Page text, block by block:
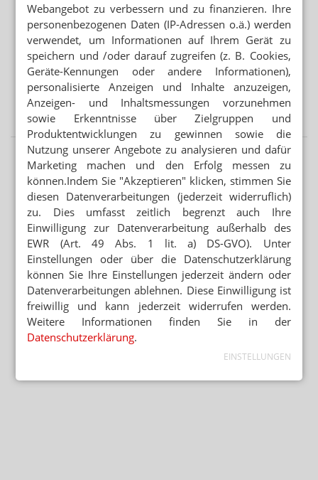
Webangebot zu verbessern und zu finanzieren. Ihre
personenbezogenen Daten (IP-Adressen o.ä.) werden
verwendet, um Informationen auf Ihrem Gerät zu
speichern und /oder darauf zugreifen (z. B. Cookies,
Geräte-Kennungen oder andere Informationen),
personalisierte Anzeigen und Inhalte anzuzeigen,
Anzeigen- und Inhaltsmessungen vorzunehmen
sowie Erkenntnisse über Zielgruppen und
Produktentwicklungen zu gewinnen sowie die
Nutzung unserer Angebote zu analysieren und dafür
Marketing machen und den Erfolg messen zu
können.Indem Sie "Akzeptieren" klicken, stimmen Sie
diesen Datenverarbeitungen (jederzeit widerruflich)
zu. Dies umfasst zeitlich begrenzt auch Ihre
Einwilligung zur Datenverarbeitung außerhalb des
EWR (Art. 49 Abs. 1 lit. a) DS-GVO). Unter
Einstellungen oder über die Datenschutzerklärung
können Sie Ihre Einstellungen jederzeit ändern oder
Datenverarbeitungen ablehnen. Diese Einwilligung ist
freiwillig und kann jederzeit widerrufen werden.
Weitere Informationen finden Sie in der
Datenschutzerklärung.
EINSTELLUNGEN
Nicht alle Schwangeren brauchen Vitamin-D-Tabletten
APP FÜR BRUSTKREBSPATIENTINNEN
„Wie eine Ärztin in der Handtasche“
VORSICHT BEI SILYCHRISTIN ODER CHOLIN
Schilddrüse: DGE warnt vor NEM